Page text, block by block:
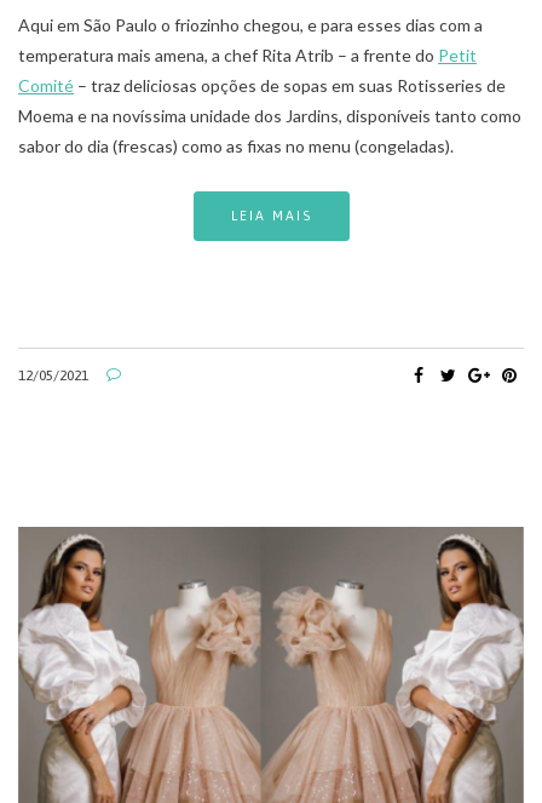
Aqui em São Paulo o friozinho chegou, e para esses dias com a
temperatura mais amena, a chef Rita Atrib – a frente do Petit
Comité – traz deliciosas opções de sopas em suas Rotisseries de
Moema e na novíssima unidade dos Jardins, disponíveis tanto como
sabor do dia (frescas) como as fixas no menu (congeladas).
LEIA MAIS
12/05/2021